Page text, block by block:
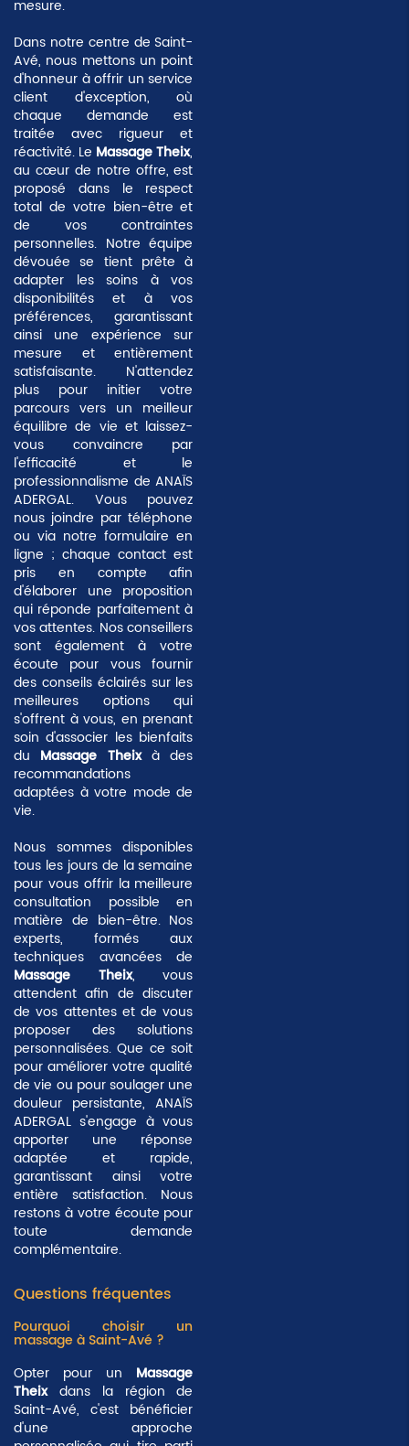
mesure.
Dans notre centre de Saint-
Avé, nous mettons un point
d'honneur à offrir unservice
client d'exception, où
chaque demande est
traitée avec rigueur et
réactivité. Le Massage Theix,
au cœur de notre offre, est
proposé dans le respect
total de votre bien-être et
de vos contraintes
personnelles. Notre équipe
dévouée se tient prête à
adapter les soins à vos
disponibilités et à vos
préférences, garantissant
ainsi une expérience sur
mesure et entièrement
satisfaisante. N'attendez
plus pour initier votre
parcours vers un meilleur
équilibre de vie et laissez-
vous convaincre par
l'efficacité et le
professionnalisme de ANAÏS
ADERGAL. Vous pouvez
nous joindre par téléphone
ou via notre formulaire en
ligne ; chaque contact est
pris en compte afin
d'élaborer une proposition
qui réponde parfaitement à
vos attentes. Nos conseillers
sont également à votre
écoute pour vous fournir
des conseils éclairés sur les
meilleures options qui
s'offrent à vous, en prenant
soin d'associer les bienfaits
du Massage Theixà des
recommandations
adaptées à votre mode de
vie.
Nous sommes disponibles
tous les jours de la semaine
pour vous offrir la meilleure
consultation possible en
matière de bien-être. Nos
experts, formés aux
techniques avancées de
Massage Theix, vous
attendent afin de discuter
de vos attentes et de vous
proposer des solutions
personnalisées. Que ce soit
pour améliorer votre qualité
de vie ou pour soulager une
douleur persistante, ANAÏS
ADERGAL s'engage à vous
apporter une réponse
adaptée et rapide,
garantissant ainsi votre
entière satisfaction. Nous
restons à votre écoute pour
toute demande
complémentaire.
Questions fréquentes
Pourquoi choisir un
massage à Saint-Avé ?
Opter pour un Massage
Theixdans la région de
Saint-Avé, c'est bénéficier
d'une approche